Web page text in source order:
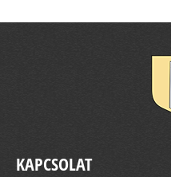
KAPCSOLAT